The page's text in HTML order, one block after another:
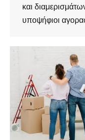
και
υποψήφιοι